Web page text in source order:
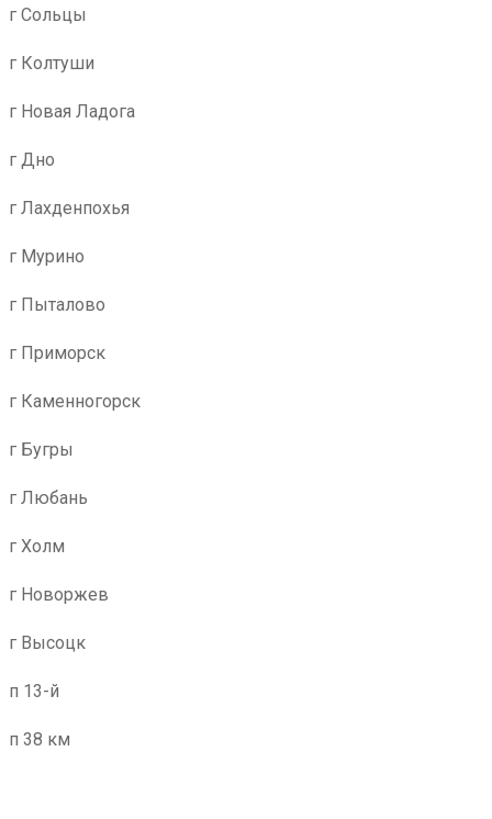
г Сольцы
г Колтуши
г Новая Ладога
г Дно
г Лахденпохья
г Мурино
г Пыталово
г Приморск
г Каменногорск
г Бугры
г Любань
г Холм
г Новоржев
г Высоцк
п 13-й
п 38 км